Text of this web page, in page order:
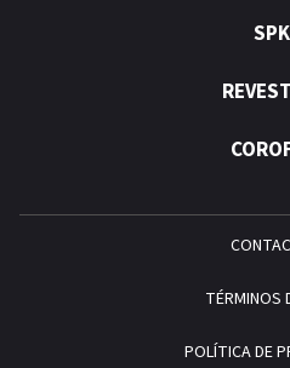
SPK
TÉRMINOS
POLÍTICA DE